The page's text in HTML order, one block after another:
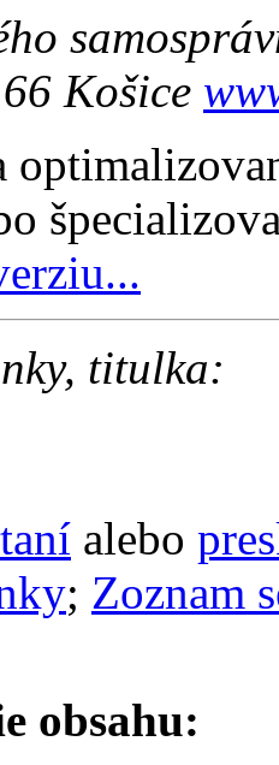
Košice
titulka:
alebo
; Zoznam
obsahu: